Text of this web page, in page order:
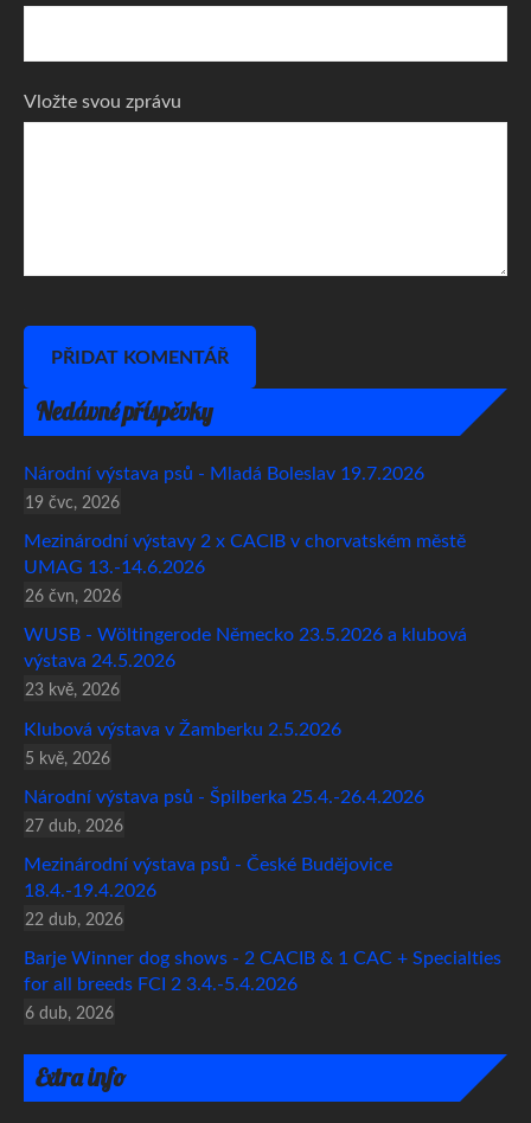
Nedávné příspěvky
Národní výstava psů - Mladá Boleslav 19.7.2026
19 čvc, 2026
Mezinárodní výstavy 2 x CACIB v chorvatském městě
UMAG 13.-14.6.2026
26 čvn, 2026
WUSB - Wöltingerode Německo 23.5.2026 a klubová
výstava 24.5.2026
23 kvě, 2026
Klubová výstava v Žamberku 2.5.2026
5 kvě, 2026
Národní výstava psů - Špilberka 25.4.-26.4.2026
27 dub, 2026
Mezinárodní výstava psů - České Budějovice
18.4.-19.4.2026
22 dub, 2026
Barje Winner dog shows - 2 CACIB & 1 CAC + Specialties
for all breeds FCI 2 3.4.-5.4.2026
6 dub, 2026
Extra info
Vložte svou zprávu